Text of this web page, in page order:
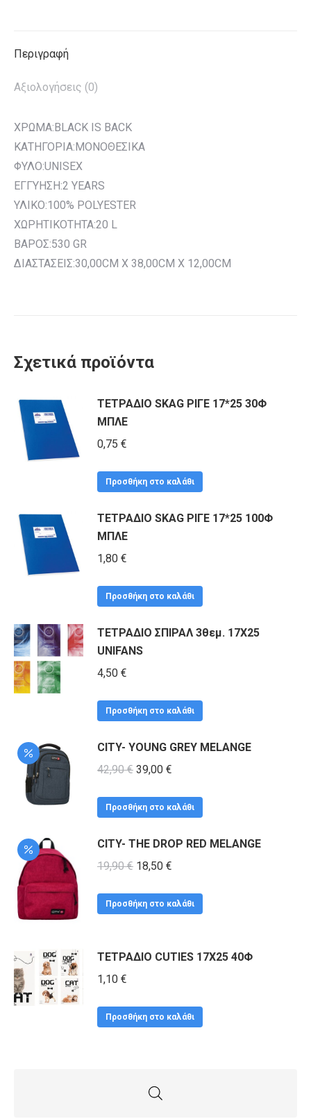
Περιγραφή
Αξιολογήσεις (0)
ΧΡΩΜΑ:BLACK IS BACK
ΚΑΤΗΓΟΡΙΑ:ΜΟΝΟΘΕΣΙΚΑ
ΦΥΛΟ:UNISEX
ΕΓΓΥΗΣΗ:2 YEARS
ΥΛΙΚΟ:100% POLYESTER
ΧΩΡΗΤΙΚΟΤΗΤΑ:20 L
ΒΑΡΟΣ:530 GR
ΔΙΑΣΤΑΣΕΙΣ:30,00CM X 38,00CM X 12,00CM
Σχετικά προϊόντα
ΤΕΤΡΑΔΙΟ SKAG ΡΙΓΕ 17*25 30Φ
ΜΠΛΕ
0,75 €
Προσθήκη στο καλάθι
ΤΕΤΡΑΔΙΟ SKAG ΡΙΓΕ 17*25 100Φ
ΜΠΛΕ
1,80 €
Προσθήκη στο καλάθι
ΤΕΤΡΑΔΙΟ ΣΠΙΡΑΛ 3θεμ. 17X25
UNIFANS
4,50 €
Προσθήκη στο καλάθι
CITY- YOUNG GREY MELANGE
42,90€ Original
was:
39,00 €
τιμή
39,00 €.
Προσθήκη στο καλάθι
CITY- THE DROP RED MELANGE
19,90€ Original
was:
18,50 €
τιμή
Προσθήκη στο καλάθι
ΤΕΤΡΑΔΙΟ CUTIES 17X25 40Φ
1,10 €
Προσθήκη στο καλάθι